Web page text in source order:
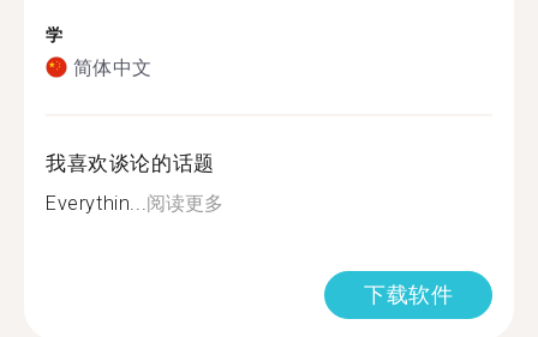
学
简体中文
我喜欢谈论的话题
Everythin... 阅读更多
下载软件